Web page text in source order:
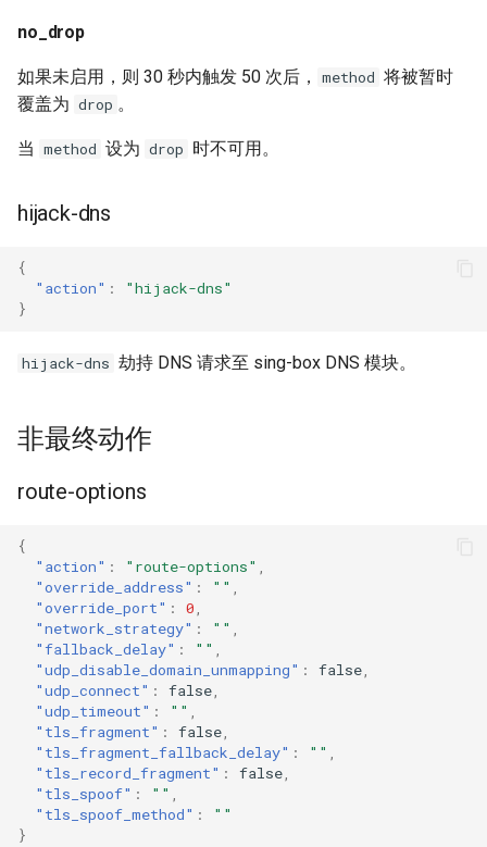
no_drop
如果未启用，则 30 秒内触发 50 次后， method 将被暂时
覆盖为 drop 。
当 method 设为 drop 时不可用。
hijack-dns
{
"action" :
"hijack-dns"
}
hijack-dns 劫持 DNS 请求至 sing-box DNS 模块。
非最终动作
route-options
{
"action" : "route-options" ,
"override_address" : "" ,
"override_port" : 0,
"network_strategy" : "" ,
"fallback_delay" : "" ,
"udp_disable_domain_unmapping" : false,
"udp_connect" : false,
"udp_timeout" : "" ,
"tls_fragment" : false,
"tls_fragment_fallback_delay" : "" ,
"tls_record_fragment" : false,
"tls_spoof" : "" ,
"tls_spoof_method" :
""
}